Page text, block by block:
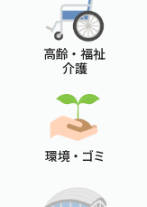
高齢 ・ 福祉
介護
環境 ・ ゴミ